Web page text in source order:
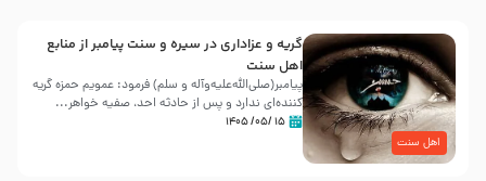
اهل سنت
گریه و عزاداری در سیره و سنت پیامبر از منابع
اهل سنت
پیامبر(صلی‌الله‌علیه‌وآله و سلم) فرمود: عمویم حمزه گریه
کننده‌ای ندارد و پس از حادثه احد، صفیه خواهر...
۱۵ /۰۵/ ۱۴۰۵